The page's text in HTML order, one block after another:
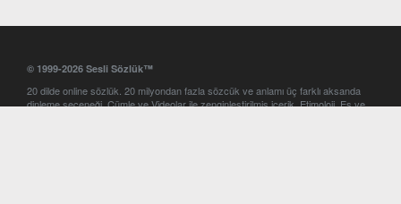
© 1999-2026 Sesli Sözlük™
20 dilde online sözlük. 20 milyondan fazla sözcük ve anlamı üç farklı aksanda
dinleme seçeneği. Cümle ve Videolar ile zenginleştirilmiş içerik. Etimoloji, Eş ve